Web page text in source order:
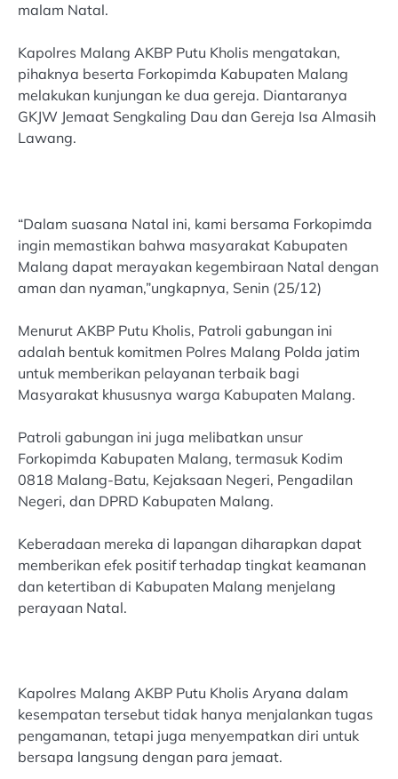
malam Natal.
Kapolres Malang AKBP Putu Kholis mengatakan,
pihaknya beserta Forkopimda Kabupaten Malang
melakukan kunjungan ke dua gereja. Diantaranya
GKJW Jemaat Sengkaling Dau dan Gereja Isa Almasih
Lawang.
“Dalam suasana Natal ini, kami bersama Forkopimda
ingin memastikan bahwa masyarakat Kabupaten
Malang dapat merayakan kegembiraan Natal dengan
aman dan nyaman,”ungkapnya, Senin (25/12)
Menurut AKBP Putu Kholis, Patroli gabungan ini
adalah bentuk komitmen Polres Malang Polda jatim
untuk memberikan pelayanan terbaik bagi
Masyarakat khususnya warga Kabupaten Malang.
Patroli gabungan ini juga melibatkan unsur
Forkopimda Kabupaten Malang, termasuk Kodim
0818 Malang-Batu, Kejaksaan Negeri, Pengadilan
Negeri, dan DPRD Kabupaten Malang.
Keberadaan mereka di lapangan diharapkan dapat
memberikan efek positif terhadap tingkat keamanan
dan ketertiban di Kabupaten Malang menjelang
perayaan Natal.
Kapolres Malang AKBP Putu Kholis Aryana dalam
kesempatan tersebut tidak hanya menjalankan tugas
pengamanan, tetapi juga menyempatkan diri untuk
bersapa langsung dengan para jemaat.